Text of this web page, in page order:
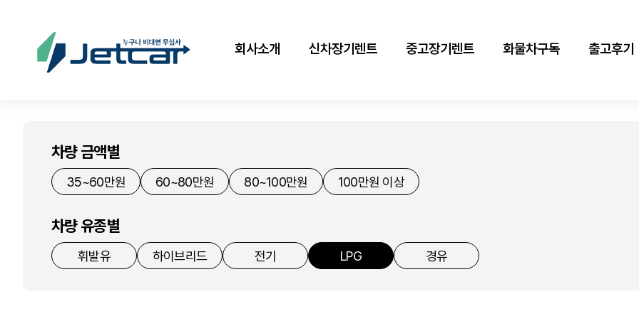
회사소개 신차장기렌트 중고장기렌트 화물차구독 출고후기
차량 금액별
35~60만원 60~80만원 80~100만원 100만원 이상
차량 유종별
휘발유 하이브리드 전기 LPG 경유